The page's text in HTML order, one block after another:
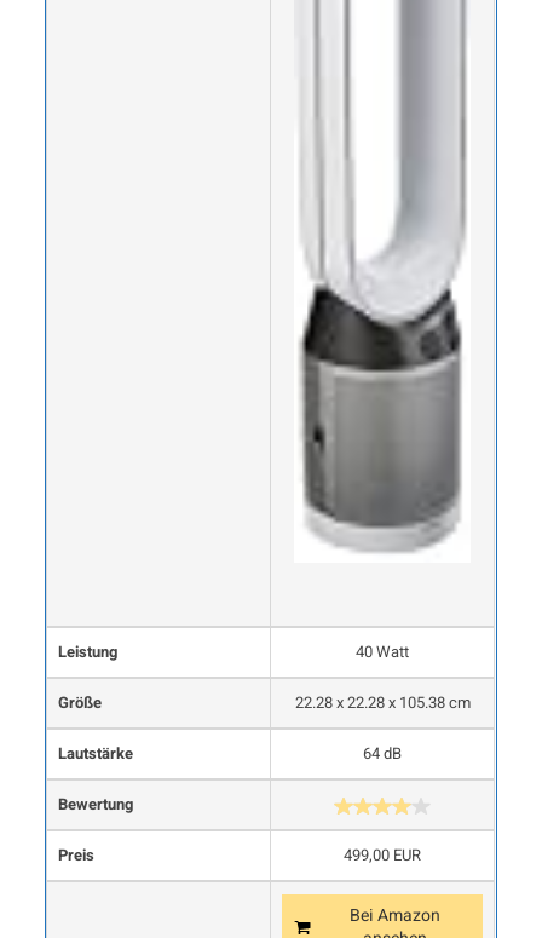
Leistung 40 Watt
Größe 22.28 x 22.28 x 105.38 cm
Lautstärke 64 dB
Bewertung
Preis 499,00 EUR
Bei Amazon